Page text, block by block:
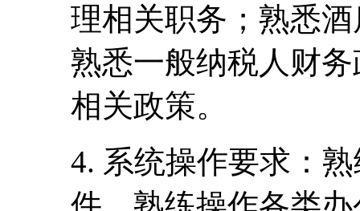
理相关职务；熟悉
熟悉一般纳税人财
相关政策。
4. 系统操作要求：